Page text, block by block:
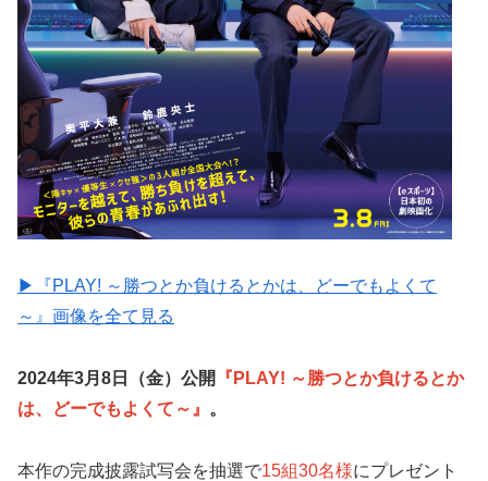
▶︎『PLAY! ～勝つとか負けるとかは、どーでもよくて
～』画像を全て見る
2024年3月8日（金）公開
『PLAY! ～勝つとか負けるとか
は、どーでもよくて～』 。
本作の完成披露試写会を抽選で15組30名様にプレゼント